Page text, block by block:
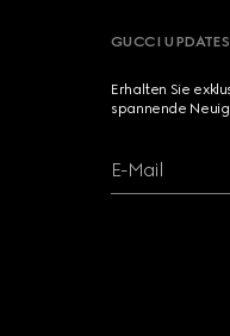
GUCCI
Erhalten Sie
spannende
E-Mail